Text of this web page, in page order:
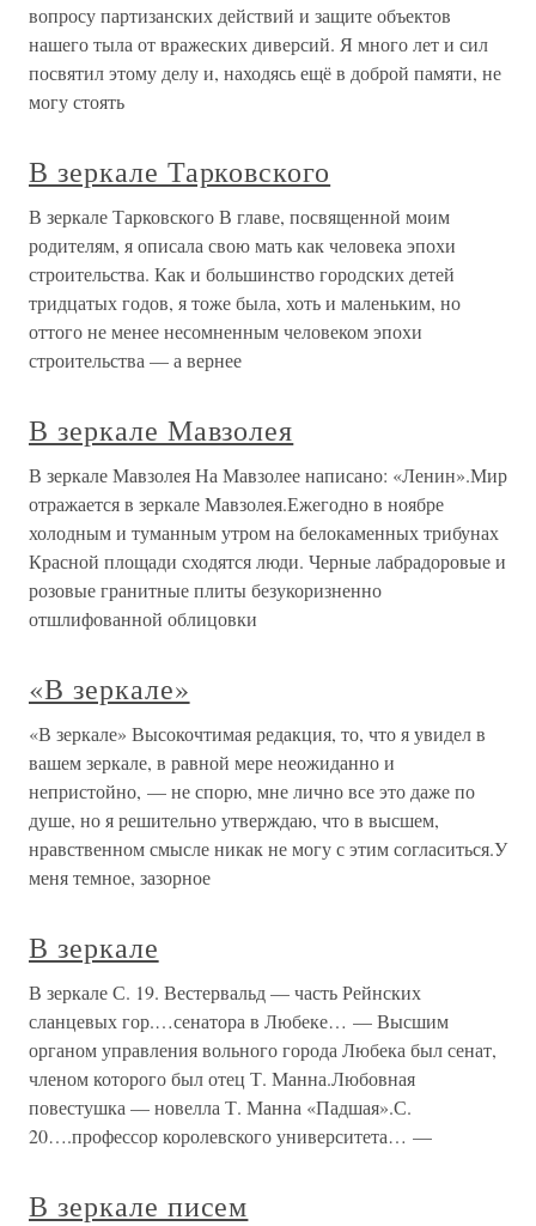
вопросу партизанских действий и защите объектов
нашего тыла от вражеских диверсий. Я много лет и сил
посвятил этому делу и, находясь ещё в доброй памяти, не
могу стоять
В зеркале Тарковского
В зеркале Тарковского В главе, посвященной моим
родителям, я описала свою мать как человека эпохи
строительства. Как и большинство городских детей
тридцатых годов, я тоже была, хоть и маленьким, но
оттого не менее несомненным человеком эпохи
строительства — а вернее
В зеркале Мавзолея
В зеркале Мавзолея На Мавзолее написано: «Ленин».Мир
отражается в зеркале Мавзолея.Ежегодно в ноябре
холодным и туманным утром на белокаменных трибунах
Красной площади сходятся люди. Черные лабрадоровые и
розовые гранитные плиты безукоризненно
отшлифованной облицовки
«В зеркале»
«В зеркале» Высокочтимая редакция, то, что я увидел в
вашем зеркале, в равной мере неожиданно и
непристойно, — не спорю, мне лично все это даже по
душе, но я решительно утверждаю, что в высшем,
нравственном смысле никак не могу с этим согласиться.У
меня темное, зазорное
В зеркале
В зеркале С. 19. Вестервальд — часть Рейнских
сланцевых гор.…сенатора в Любеке… — Высшим
органом управления вольного города Любека был сенат,
членом которого был отец Т. Манна.Любовная
повестушка — новелла Т. Манна «Падшая».С.
20….профессор королевского университета… —
В зеркале писем